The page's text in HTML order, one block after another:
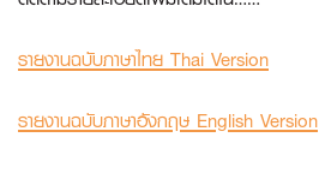
รายงานฉบับภาษาไทย Thai Version
รายงานฉบับภาษาอังกฤษ English Version